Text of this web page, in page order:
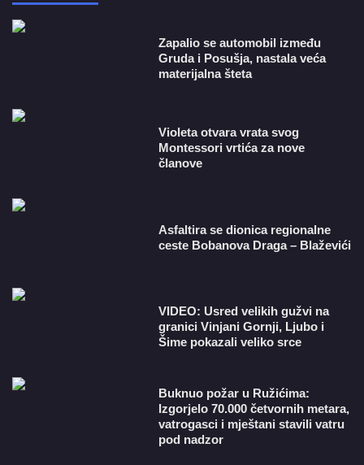
Zapalio se automobil između
Gruda i Posušja, nastala veća
materijalna šteta
Violeta otvara vrata svog
Montessori vrtića za nove
članove
Asfaltira se dionica regionalne
ceste Bobanova Draga – Blaževići
VIDEO: Usred velikih gužvi na
granici Vinjani Gornji, Ljubo i
Šime pokazali veliko srce
Buknuo požar u Ružićima:
Izgorjelo 70.000 četvornih metara,
vatrogasci i mještani stavili vatru
pod nadzor